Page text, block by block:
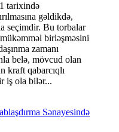
tarixində
gəldikdə,
seçimdir. Bu torbalar
birləşməsini
zamanı
belə, mövcud olan
kraft qabarcıqlı
iş ola bilər...